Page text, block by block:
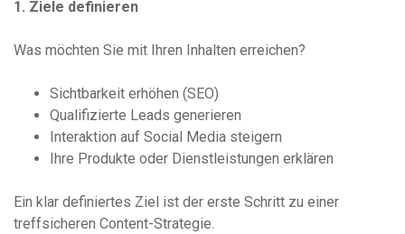
1. Ziele definieren
Was möchten Sie mit Ihren Inhalten erreichen?
Sichtbarkeit erhöhen (SEO)
Qualifizierte Leads generieren
Interaktion auf Social Media steigern
Ihre Produkte oder Dienstleistungen erklären
Ein klar definiertes Ziel ist der erste Schritt zu einer
treffsicheren Content-Strategie.